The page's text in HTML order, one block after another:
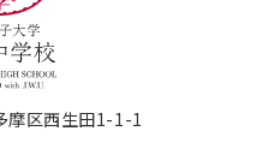
区西生田1-1-1